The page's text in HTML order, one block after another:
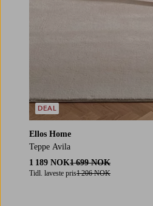
Ellos Home
Teppe Avila
1 189 NOK1 699 NOK
Tidl. laveste pris1 206 NOK
DEAL